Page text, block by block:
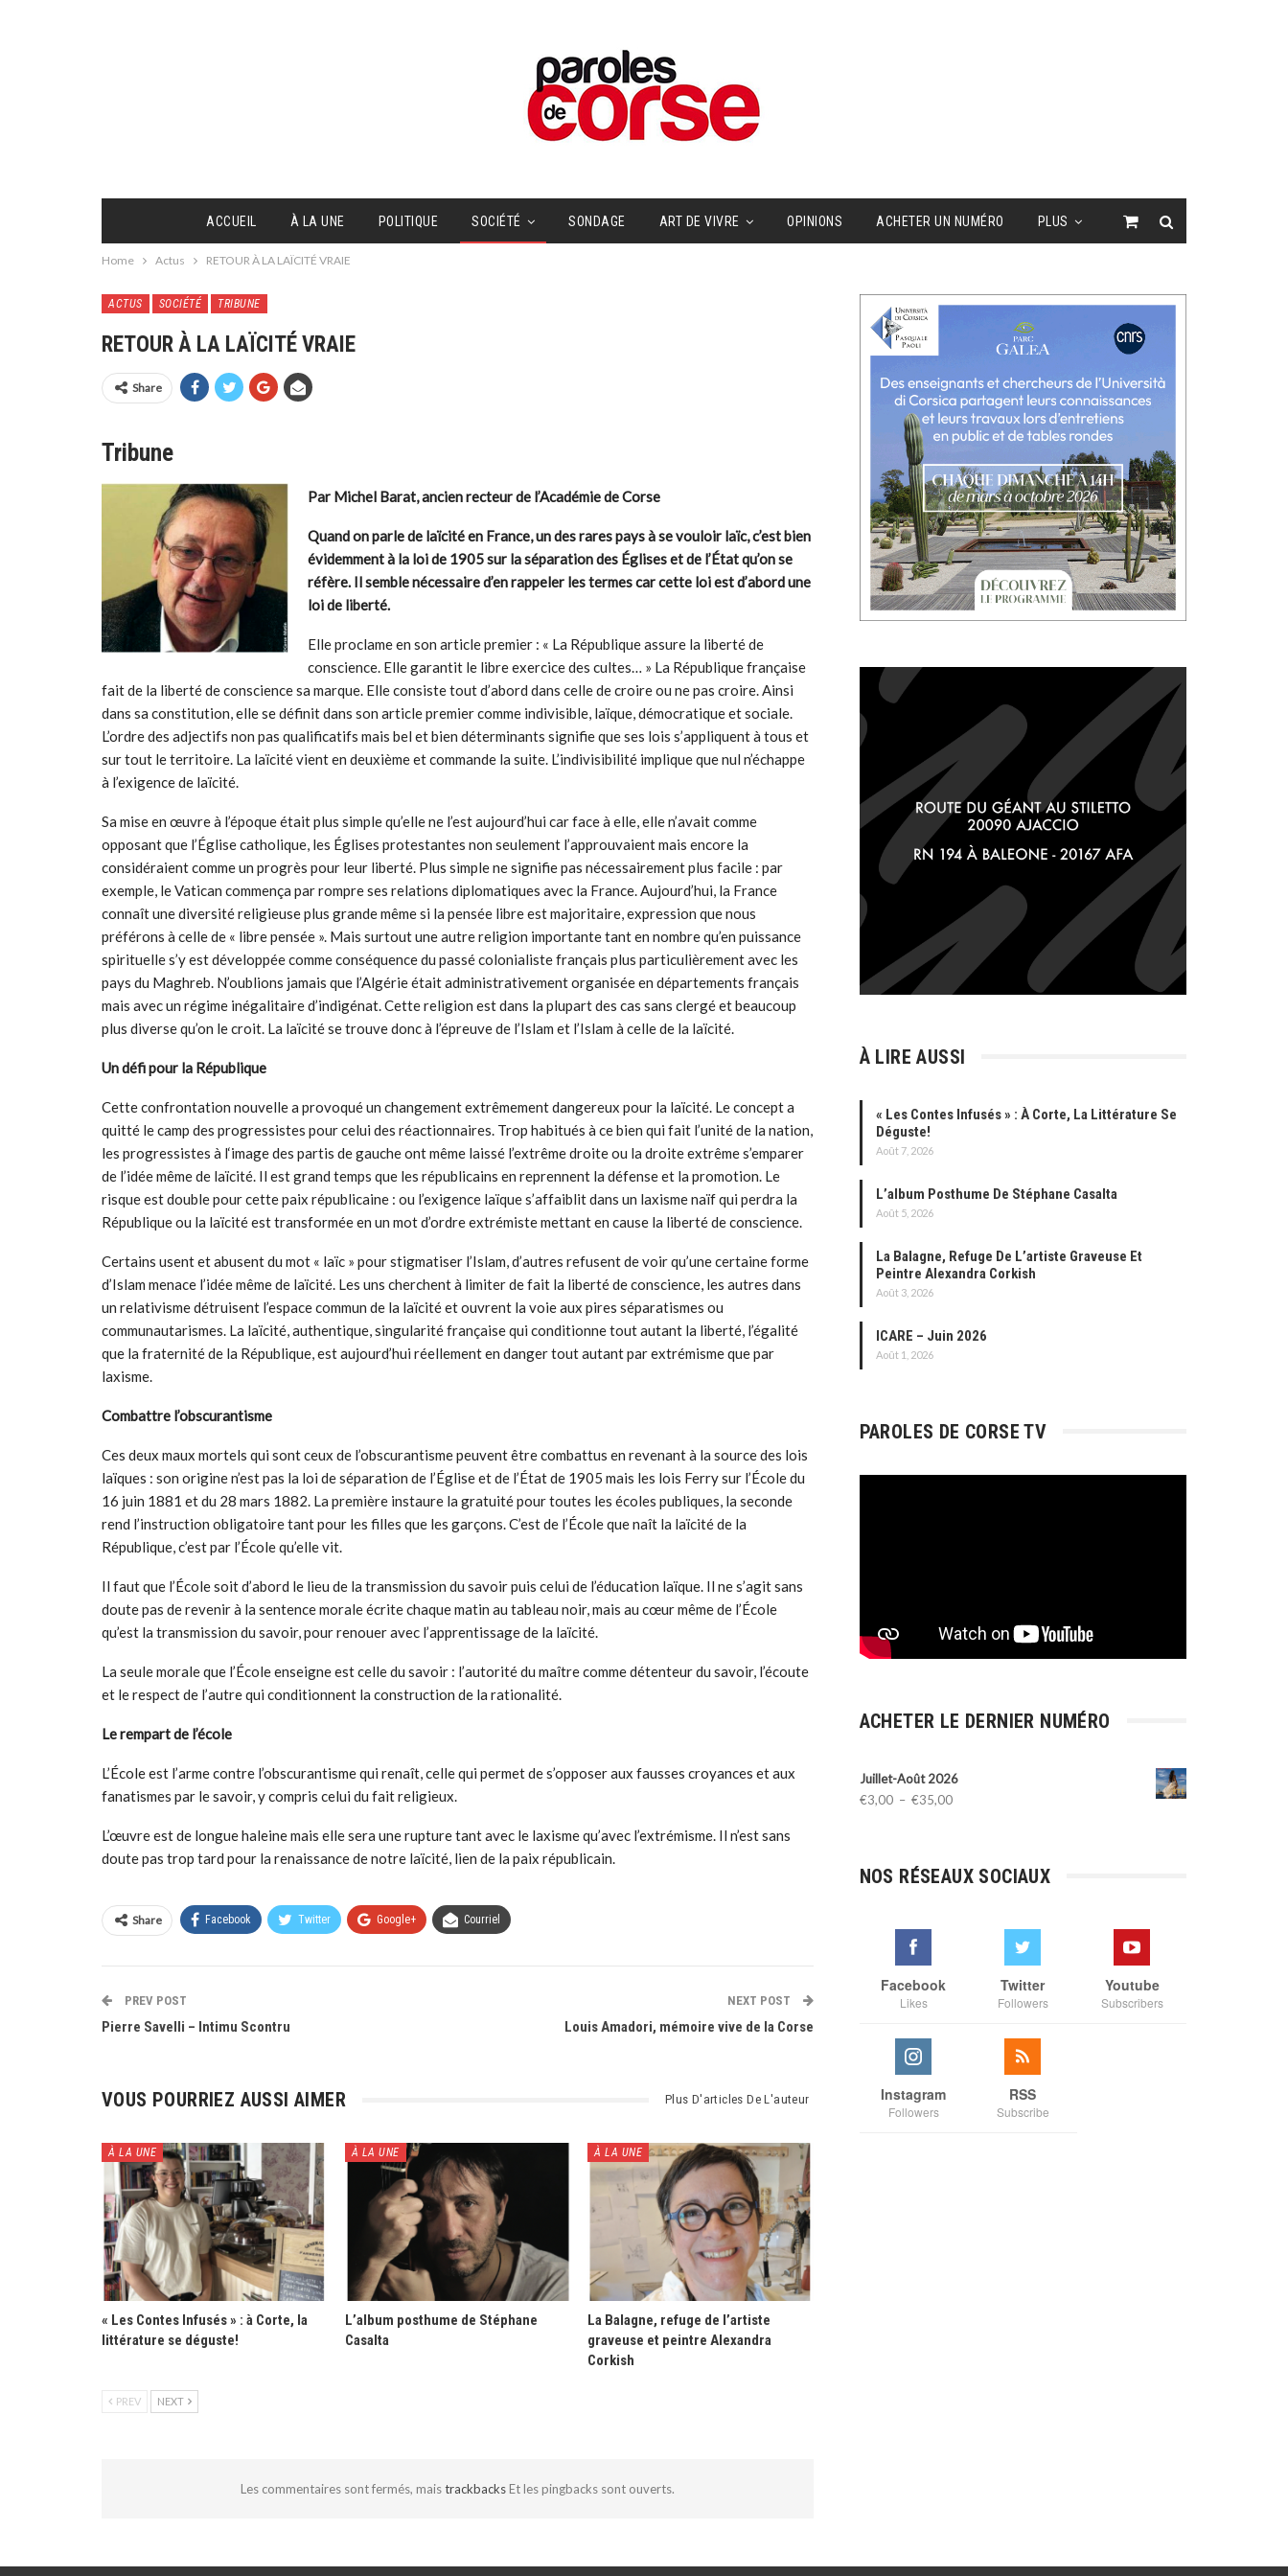
ACCUEIL À LA UNE POLITIQUE SOCIÉTÉ SONDAGE ART DE VIVRE OPINIONS ACHETER UN NUMÉRO PLUS
Home Actus RETOUR À LA LAÏCITÉ VRAIE
ACTUS SOCIÉTÉ TRIBUNE
RETOUR À LA LAÏCITÉ VRAIE
Share
Tribune
Par Michel Barat, ancien recteur de l’Académie de Corse
Quand on parle de laïcité en France, un des rares pays à se vouloir laïc, c’est bien
évidemment à la loi de 1905 sur la séparation des Églises et de l’État qu’on se
réfère. Il semble nécessaire d’en rappeler les termes car cette loi est d’abord une
loi de liberté.
Elle proclame en son article premier : « La République assure la liberté de
conscience. Elle garantit le libre exercice des cultes… » La République française
fait de la liberté de conscience sa marque. Elle consiste tout d’abord dans celle de croire ou ne pas croire. Ainsi
dans sa constitution, elle se définit dans son article premier comme indivisible, laïque, démocratique et sociale.
L’ordre des adjectifs non pas qualificatifs mais bel et bien déterminants signifie que ses lois s’appliquent à tous et
sur tout le territoire. La laïcité vient en deuxième et commande la suite. L’indivisibilité implique que nul n’échappe
à l’exigence de laïcité.
Sa mise en œuvre à l’époque était plus simple qu’elle ne l’est aujourd’hui car face à elle, elle n’avait comme
opposant que l’Église catholique, les Églises protestantes non seulement l’approuvaient mais encore la
considéraient comme un progrès pour leur liberté. Plus simple ne signifie pas nécessairement plus facile : par
exemple, le Vatican commença par rompre ses relations diplomatiques avec la France. Aujourd’hui, la France
connaît une diversité religieuse plus grande même si la pensée libre est majoritaire, expression que nous
préférons à celle de « libre pensée ». Mais surtout une autre religion importante tant en nombre qu’en puissance
spirituelle s’y est développée comme conséquence du passé colonialiste français plus particulièrement avec les
pays du Maghreb. N’oublions jamais que l’Algérie était administrativement organisée en départements français
mais avec un régime inégalitaire d’indigénat. Cette religion est dans la plupart des cas sans clergé et beaucoup
plus diverse qu’on le croit. La laïcité se trouve donc à l’épreuve de l’Islam et l’Islam à celle de la laïcité.
Un défi pour la République
Cette confrontation nouvelle a provoqué un changement extrêmement dangereux pour la laïcité. Le concept a
quitté le camp des progressistes pour celui des réactionnaires. Trop habitués à ce bien qui fait l’unité de la nation,
les progressistes à l‘image des partis de gauche ont même laissé l’extrême droite ou la droite extrême s’emparer
de l’idée même de laïcité. Il est grand temps que les républicains en reprennent la défense et la promotion. Le
risque est double pour cette paix républicaine : ou l’exigence laïque s’affaiblit dans un laxisme naïf qui perdra la
République ou la laïcité est transformée en un mot d’ordre extrémiste mettant en cause la liberté de conscience.
Certains usent et abusent du mot « laïc » pour stigmatiser l’Islam, d’autres refusent de voir qu’une certaine forme
d’Islam menace l’idée même de laïcité. Les uns cherchent à limiter de fait la liberté de conscience, les autres dans
un relativisme détruisent l’espace commun de la laïcité et ouvrent la voie aux pires séparatismes ou
communautarismes. La laïcité, authentique, singularité française qui conditionne tout autant la liberté, l’égalité
que la fraternité de la République, est aujourd’hui réellement en danger tout autant par extrémisme que par
laxisme.
Combattre l’obscurantisme
Ces deux maux mortels qui sont ceux de l’obscurantisme peuvent être combattus en revenant à la source des lois
laïques : son origine n’est pas la loi de séparation de l’Église et de l’État de 1905 mais les lois Ferry sur l’École du
16 juin 1881 et du 28 mars 1882. La première instaure la gratuité pour toutes les écoles publiques, la seconde
rend l’instruction obligatoire tant pour les filles que les garçons. C’est de l’École que naît la laïcité de la
République, c’est par l’École qu’elle vit.
Il faut que l’École soit d’abord le lieu de la transmission du savoir puis celui de l’éducation laïque. Il ne s’agit sans
doute pas de revenir à la sentence morale écrite chaque matin au tableau noir, mais au cœur même de l’École
qu’est la transmission du savoir, pour renouer avec l’apprentissage de la laïcité.
La seule morale que l’École enseigne est celle du savoir : l’autorité du maître comme détenteur du savoir, l’écoute
et le respect de l’autre qui conditionnent la construction de la rationalité.
Le rempart de l’école
L’École est l’arme contre l’obscurantisme qui renaît, celle qui permet de s’opposer aux fausses croyances et aux
fanatismes par le savoir, y compris celui du fait religieux.
L’œuvre est de longue haleine mais elle sera une rupture tant avec le laxisme qu’avec l’extrémisme. Il n’est sans
doute pas trop tard pour la renaissance de notre laïcité, lien de la paix républicain.
Share Facebook Twitter Google+ Courriel
PREV POST
Pierre Savelli – Intimu Scontru
NEXT POST
Louis Amadori, mémoire vive de la Corse
VOUS POURRIEZ AUSSI AIMER Plus D'articles De L'auteur
À LA UNE
« Les Contes Infusés » : à Corte, la
littérature se déguste!
À LA UNE
L’album posthume de Stéphane
Casalta
À LA UNE
La Balagne, refuge de l’artiste
graveuse et peintre Alexandra
Corkish
PREV NEXT
Les commentaires sont fermés, maistrackbacks Et les pingbacks sont ouverts.
À LIRE AUSSI
« Les Contes Infusés » : À Corte, La Littérature Se
Déguste!
Août 7, 2026
L’album Posthume De Stéphane Casalta
Août 5, 2026
La Balagne, Refuge De L’artiste Graveuse Et
Peintre Alexandra Corkish
Août 3, 2026
ICARE – Juin 2026
Août 1, 2026
PAROLES DE CORSE TV
ACHETER LE DERNIER NUMÉRO
Juillet-Août 2026
€3,00 – €35,00Plage
à
NOS RÉSEAUX SOCIAUX
Facebook
Likes
Twitter
Followers
Youtube
Subscribers
Instagram
Followers
RSS
Subscribe